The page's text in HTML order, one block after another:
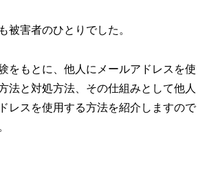
被害者のひとりでした。
をもとに、他人にメールアドレスを使
法と対処方法、その仕組みとして他人
レスを使用する方法を紹介しますので